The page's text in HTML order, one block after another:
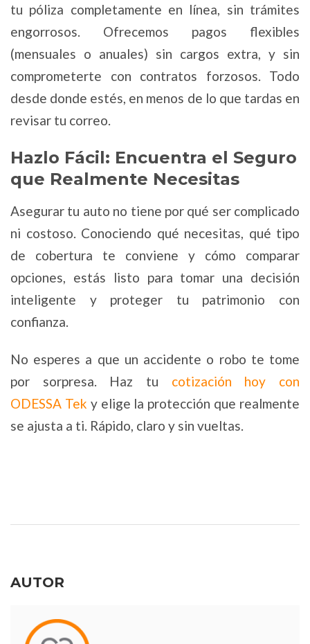
tu póliza completamente en línea, sin trámites
engorrosos. Ofrecemos pagos flexibles
(mensuales o anuales) sin cargos extra, y sin
comprometerte con contratos forzosos. Todo
desde donde estés, en menos de lo que tardas en
revisar tu correo.
Hazlo Fácil: Encuentra el Seguro
que Realmente Necesitas
Asegurar tu auto no tiene por qué ser complicado
ni costoso. Conociendo qué necesitas, qué tipo
de cobertura te conviene y cómo comparar
opciones, estás listo para tomar una decisión
inteligente y proteger tu patrimonio con
confianza.
No esperes a que un accidente o robo te tome
por sorpresa. Haz tu cotización hoy con
ODESSA Tek y elige la protección que realmente
se ajusta a ti. Rápido, claro y sin vueltas.
AUTOR